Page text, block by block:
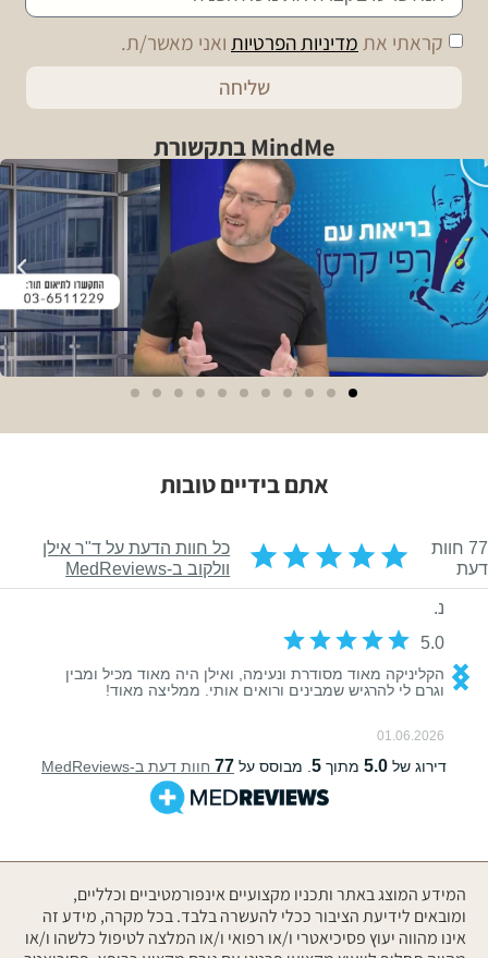
קראתי אתמדיניות הפרטיותואני מאשר/ת.
שליחה
MindMe בתקשורת
אתם בידיים טובות
המידע המוצג באתר ותכניו מקצועיים אינפורמטיביים וכלליים,
ומובאים לידיעת הציבור ככלי להעשרה בלבד. בכל מקרה, מידע זה
אינו מהווה יעוץ פסיכיאטרי ו/או רפואי ו/או המלצה לטיפול כלשהו ו/או